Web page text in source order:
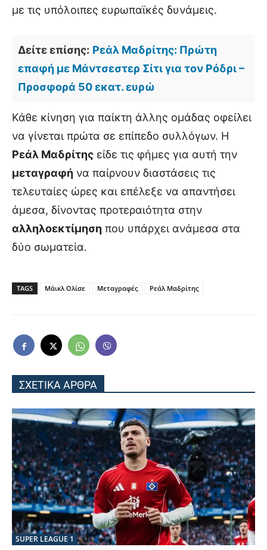
με τις υπόλοιπες ευρωπαϊκές δυνάμεις.
Δείτε επίσης: Ρεάλ Μαδρίτης: Πρώτη
επαφή με Μάντσεστερ Σίτι για τον Ρόδρι –
Προσφορά 50 εκατ. ευρώ
Κάθε κίνηση για παίκτη άλλης ομάδας οφείλει
να γίνεται πρώτα σε επίπεδο συλλόγων. Η
Ρεάλ Μαδρίτης είδε τις φήμες για αυτή την
μεταγραφή να παίρνουν διαστάσεις τις
τελευταίες ώρες και επέλεξε να απαντήσει
άμεσα, δίνοντας προτεραιότητα στην
αλληλοεκτίμηση που υπάρχει ανάμεσα στα
δύο σωματεία.
TAGS Μάικλ Ολίσε Μεταγραφές Ρεάλ Μαδρίτης
ΣΧΕΤΙΚΑ ΑΡΘΡΑ
SUPER LEAGUE 1